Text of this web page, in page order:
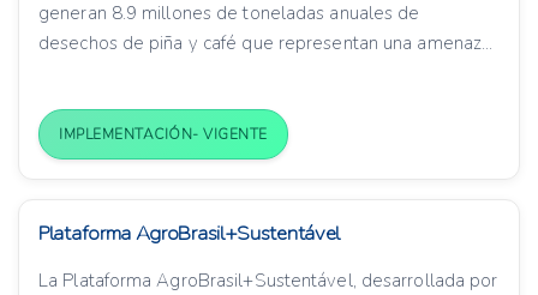
generan 8.9 millones de toneladas anuales de
desechos de piña y café que representan una amenaz...
IMPLEMENTACIÓN- VIGENTE
Plataforma AgroBrasil+Sustentável
La Plataforma AgroBrasil+Sustentável, desarrollada por